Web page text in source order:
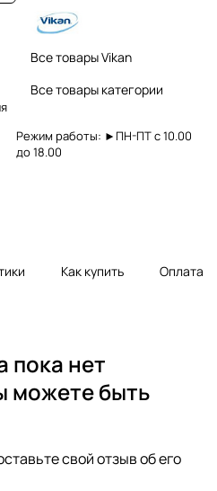
Все товары Vikan
Все товары категории
Режим работы: ►ПН-ПТ с 10.00
до 18.00
Как купить Оплата
пока нет
можете быть
свой отзыв об его